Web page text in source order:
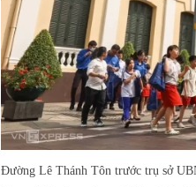
Đường Lê Thánh Tôn trước trụ sở